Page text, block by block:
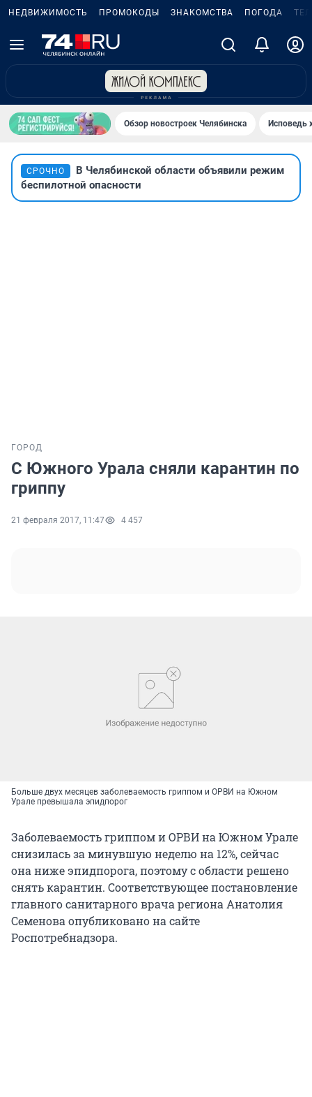
НЕДВИЖИМОСТЬ ПРОМОКОДЫ ЗНАКОМСТВА ПОГОДА
Обзор новостроек Челябинска Исповедь
СРОЧНО
В Челябинской области объявили режим
беспилотной опасности
ГОРОД
С Южного Урала сняли карантин по
гриппу
21 февраля 2017, 11:47 4 457
Больше двух месяцев заболеваемость гриппом и ОРВИ на Южном
Урале превышала эпидпорог
Заболеваемость гриппом и ОРВИ на Южном Урале
снизилась за минувшую неделю на 12%, сейчас
она ниже эпидпорога, поэтому с области решено
снять карантин. Соответствующее постановление
главного санитарного врача региона Анатолия
Семенова опубликовано на сайте
Роспотребнадзора.